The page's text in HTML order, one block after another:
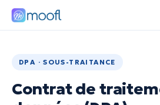
DPA · SOUS-TRAITANCE
Contrat de